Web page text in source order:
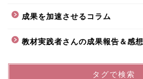
成果を加速させるコラム
教材実践者さんの成果報告＆感想
タグで検索